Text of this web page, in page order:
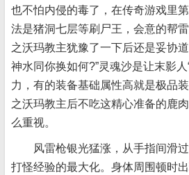
也不怕内侵的毒了，在传奇游戏里
法是猪洞七层等刷尸王，会意的帮
之沃玛教主犹豫了一下后还是妥协
神水同你换如何?”灵魂沙是让末影
力，有的装备基础属性高就是极品
之沃玛教主后不吃这精心准备的鹿
么重视。
风雷枪银光猛涨，从手指间滑过
打怪经验的最大化。身体周围顿时